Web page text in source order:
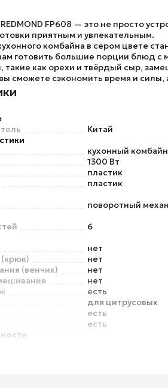
REDMOND FP608 — это не просто
приятным и увлекательным.
комбайна в сером цвете
готовить большие порции блюд с
как орехи и твёрдый сыр,
вы сможете сэкономить время и
Китай
кухонный комбайн
1300 Вт
пластик
пластик
поворотный
6
нет
(крюк)
нет
(венчик)
нет
нет
есть
для цитрусовых
есть
есть